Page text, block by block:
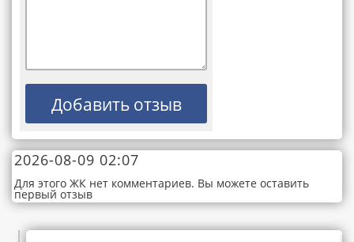
2026-08-09 02:07
Для этого ЖК нет комментариев. Вы можете оставить
первый отзыв